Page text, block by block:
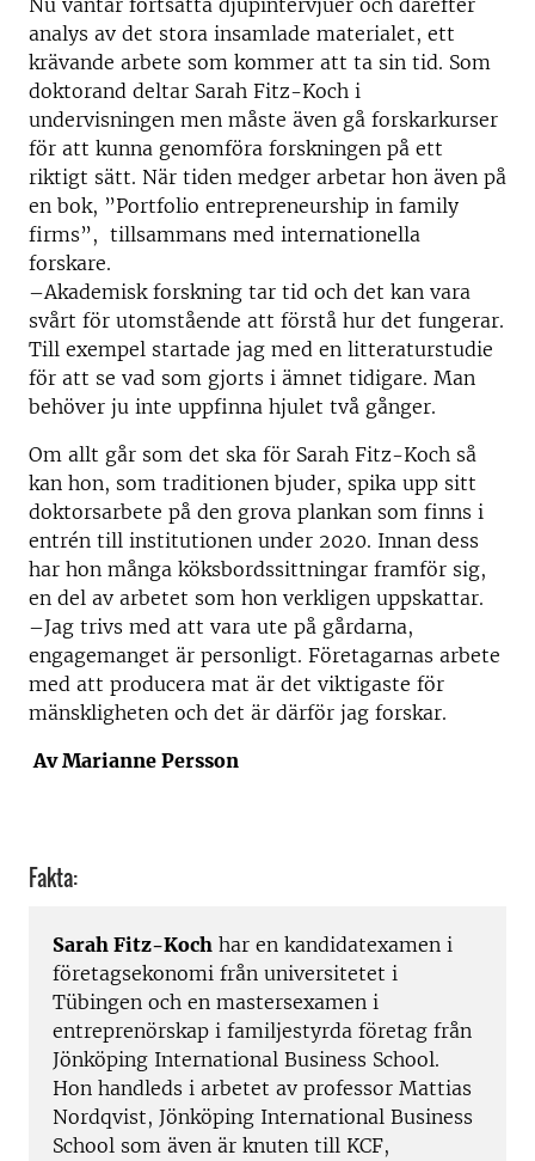
Nu väntar fortsatta djupintervjuer och därefter
analys av det stora insamlade materialet, ett
krävande arbete som kommer att ta sin tid. Som
doktorand deltar Sarah Fitz-Koch i
undervisningen men måste även gå forskarkurser
för att kunna genomföra forskningen på ett
riktigt sätt. När tiden medger arbetar hon även på
en bok, ”Portfolio entrepreneurship in family
firms”, tillsammans med internationella
forskare.
–Akademisk forskning tar tid och det kan vara
svårt för utomstående att förstå hur det fungerar.
Till exempel startade jag med en litteraturstudie
för att se vad som gjorts i ämnet tidigare. Man
behöver ju inte uppfinna hjulet två gånger.
Om allt går som det ska för Sarah Fitz-Koch så
kan hon, som traditionen bjuder, spika upp sitt
doktorsarbete på den grova plankan som finns i
entrén till institutionen under 2020. Innan dess
har hon många köksbordssittningar framför sig,
en del av arbetet som hon verkligen uppskattar.
–Jag trivs med att vara ute på gårdarna,
engagemanget är personligt. Företagarnas arbete
med att producera mat är det viktigaste för
mänskligheten och det är därför jag forskar.
Av Marianne Persson
Fakta:
Sarah Fitz-Koch har en kandidatexamen i
företagsekonomi från universitetet i
Tübingen och en mastersexamen i
entreprenörskap i familjestyrda företag från
Jönköping International Business School.
Hon handleds i arbetet av professor Mattias
Nordqvist, Jönköping International Business
School som även är knuten till KCF,